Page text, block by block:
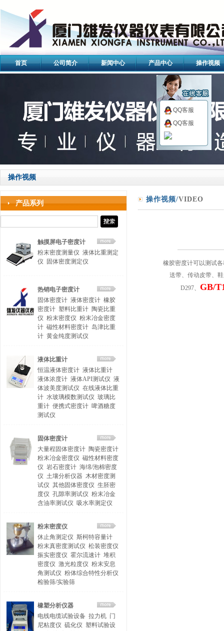
首页 公司简介 新闻中心 产品中心 操作视频
操作视频
产品系列
触摸屏电子密度计
粉末密度测量仪 液体比重测定
仪
固体密度测定仪
热销电子密度计
固体密度计 液体密度计 橡胶
密度计 塑料比重计 陶瓷比重
仪 粉末密度仪 粉末冶金密度
计 磁性材料密度计 岛津比重
计 黄金纯度测试仪
液体比重计
恒温液体密度计 液体比重计
液体浓度计 液体API测试仪 液
体波美度测试仪 在线液体比重
计 水玻璃模数测试仪 玻璃比
重计 便携式密度计 啤酒糖度
测试仪
固体密度计
大量程固体密度计 陶瓷密度计
粉末冶金密度仪 磁性材料密度
仪 岩石密度计 海绵/泡棉密度
仪 土壤分析仪器 木材密度测
试仪 其他固体密度仪 生胚密
度仪 孔隙率测试仪 粉末冶金
含油率测试仪 吸水率测定仪
粉末密度仪
休止角测定仪 斯柯特容量计
粉末真密度测试仪 松装密度仪
振实密度仪 霍尔流速计 堆积
密度仪 激光粒度仪 粉末安息
角测试仪 粉体综合特性分析仪
检验筛/实验筛
橡塑分析仪器
电线电缆试验设备 拉力机 门
尼粘度仪 硫化仪 塑料试验设
操作视频/VIDEO
橡胶密度计可以测试
送带、传动皮带、
D297、
GB/
QQ客服
QQ客服